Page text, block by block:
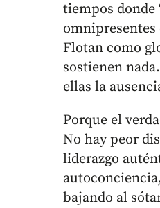
tiempos donde
omnipresentes
Flotan como
sostienen
ellas la
Porque el
No hay peor
liderazgo
bajando al